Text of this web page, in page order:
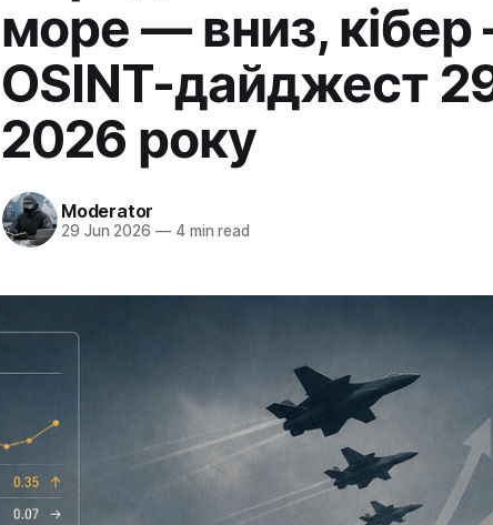
море — вниз,
OSINT-дайджест
2026 року
Moderator
29 Jun 2026 —4 min read